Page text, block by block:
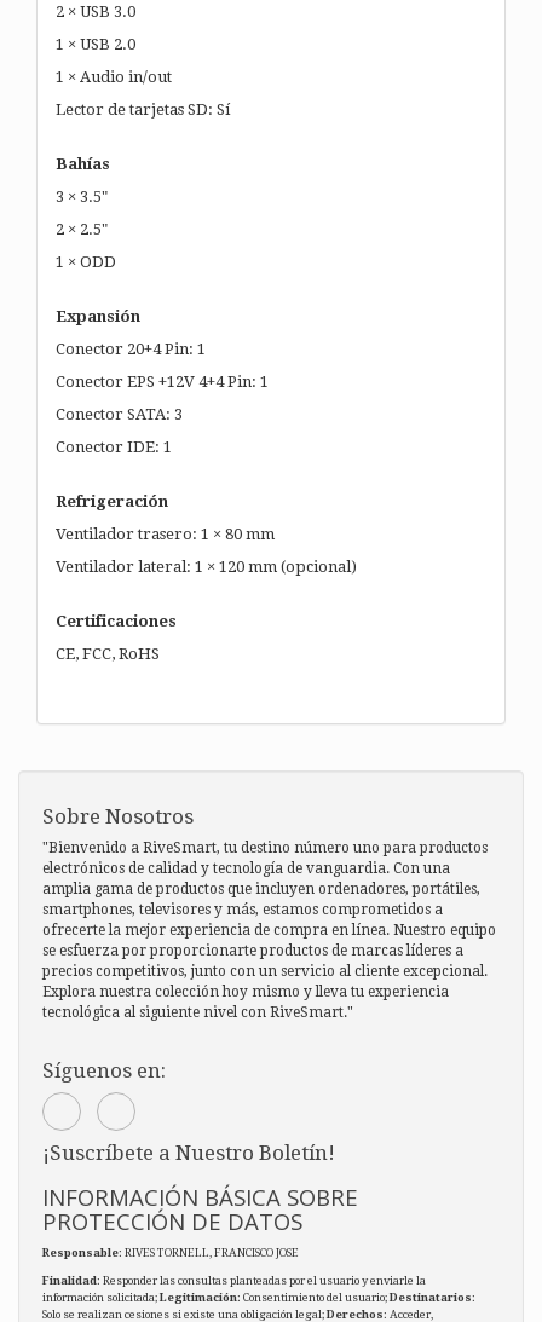
2 × USB 3.0
1 × USB 2.0
1 × Audio in/out
Lector de tarjetas SD: Sí
Bahías
3 × 3.5"
2 × 2.5"
1 × ODD
Expansión
Conector 20+4 Pin: 1
Conector EPS +12V 4+4 Pin: 1
Conector SATA: 3
Conector IDE: 1
Refrigeración
Ventilador trasero: 1 × 80 mm
Ventilador lateral: 1 × 120 mm (opcional)
Certificaciones
CE, FCC, RoHS
Sobre Nosotros
"Bienvenido a RiveSmart, tu destino número uno para productos
electrónicos de calidad y tecnología de vanguardia. Con una
amplia gama de productos que incluyen ordenadores, portátiles,
smartphones, televisores y más, estamos comprometidos a
ofrecerte la mejor experiencia de compra en línea. Nuestro equipo
se esfuerza por proporcionarte productos de marcas líderes a
precios competitivos, junto con un servicio al cliente excepcional.
Explora nuestra colección hoy mismo y lleva tu experiencia
tecnológica al siguiente nivel con RiveSmart."
Síguenos en:
¡Suscríbete a Nuestro Boletín!
INFORMACIÓN BÁSICA SOBRE
PROTECCIÓN DE DATOS
Responsable: RIVES TORNELL, FRANCISCO JOSE
Finalidad: Responder las consultas planteadas por el usuario y enviarle la
información solicitada;Legitimación: Consentimiento del usuario;Destinatarios:
Solo se realizan cesiones si existe una obligación legal;Derechos: Acceder,